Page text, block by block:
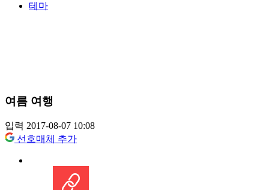
테마
여름 여행
입력 2017-08-07 10:08
선호매체 추가